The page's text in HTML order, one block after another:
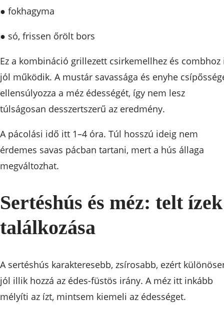
● fokhagyma
● só, frissen őrölt bors
Ez a kombináció grillezett csirkemellhez és combhoz
jól működik. A mustár savassága és enyhe
ellensúlyozza a méz édességét, így nem lesz
túlságosan desszertszerű az eredmény.
A pácolási idő itt 1–4 óra. Túl hosszú ideig nem
érdemes savas pácban tartani, mert a hús állaga
megváltozhat.
Sertéshús és méz: telt ízek
találkozása
A sertéshús karakteresebb, zsírosabb, ezért
jól illik hozzá az édes-füstös irány. A méz itt inkább
mélyíti az ízt, mintsem kiemeli az édességet.